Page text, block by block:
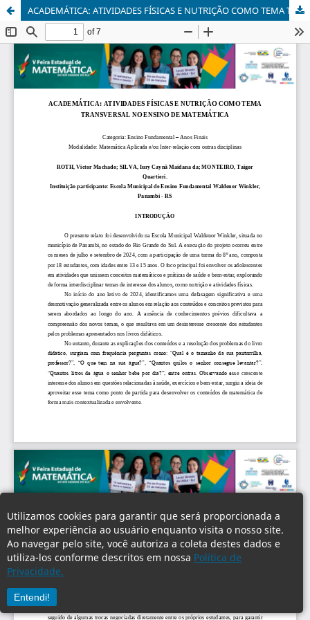
Utilizamos cookies para garantir que será proporcionada a
melhor experiência ao usuário enquanto visita o nosso site.
Ao navegar pelo site, você autoriza a coleta destes dados e
utiliza-los conforme descritos em nossa Política de
Privacidade.
Entendi!
ACADEMÁTICA: ATIVIDADES FÍSICAS E NUTRIÇÃO COMO TEMA TRANSVERSAL NO ENSINO DE MATEMÁTICA